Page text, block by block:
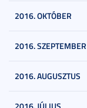
2016. OKTÓBER
2016. SZEPTEMBER
2016. AUGUSZTUS